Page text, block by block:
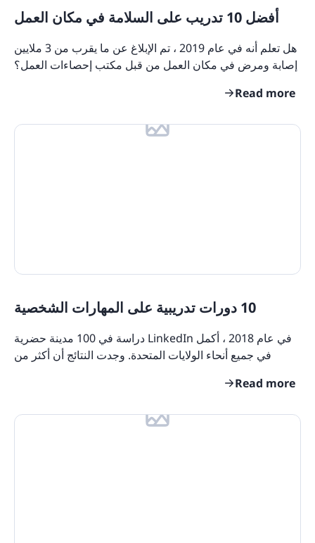
أفضل 10 تدريب على السلامة في مكان العمل
هل تعلم أنه في عام 2019 ، تم الإبلاغ عن ما يقرب من 3 ملايين
إصابة ومرض في مكان العمل من قبل مكتب إحصاءات العمل؟
Read more
10 دورات تدريبية على المهارات الشخصية
في عام 2018 ، أكمل LinkedIn دراسة في 100 مدينة حضرية
في جميع أنحاء الولايات المتحدة. وجدت النتائج أن أكثر من
Read more